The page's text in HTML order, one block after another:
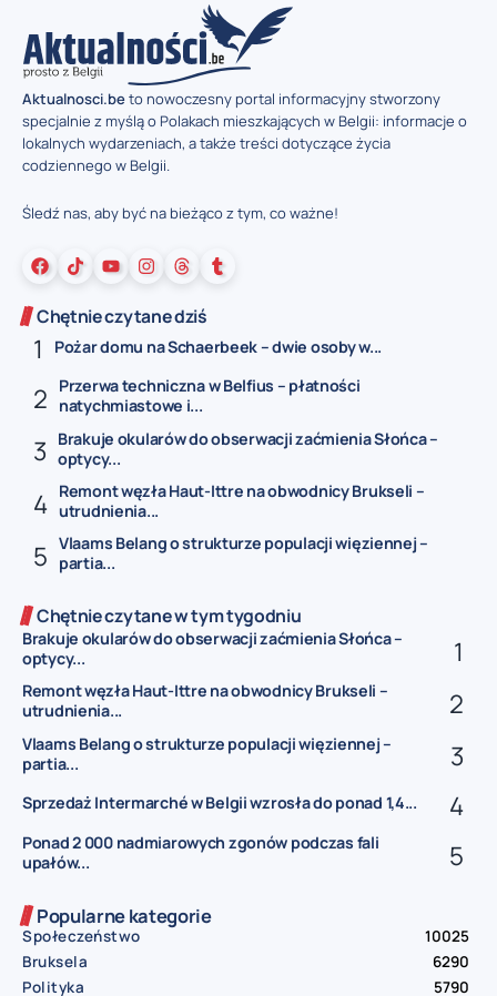
Aktualnosci.beto nowoczesny portal informacyjny stworzony
specjalnie z myślą o Polakach mieszkających w Belgii: informacje o
lokalnych wydarzeniach, a także treści dotyczące życia
codziennego w Belgii.
Śledź nas, aby być na bieżąco z tym, co ważne!
Chętnie czytane dziś
Pożar domu na Schaerbeek – dwie osoby w...
Przerwa techniczna w Belfius – płatności
natychmiastowe i...
Brakuje okularów do obserwacji zaćmienia Słońca –
optycy...
Remont węzła Haut-Ittre na obwodnicy Brukseli –
utrudnienia...
Vlaams Belang o strukturze populacji więziennej –
partia...
Chętnie czytane w tym tygodniu
Brakuje okularów do obserwacji zaćmienia Słońca –
optycy...
Remont węzła Haut-Ittre na obwodnicy Brukseli –
utrudnienia...
Vlaams Belang o strukturze populacji więziennej –
partia...
Sprzedaż Intermarché w Belgii wzrosła do ponad 1,4...
Ponad 2 000 nadmiarowych zgonów podczas fali
upałów...
Popularne kategorie
Społeczeństwo
10025
Bruksela
6290
Polityka
5790